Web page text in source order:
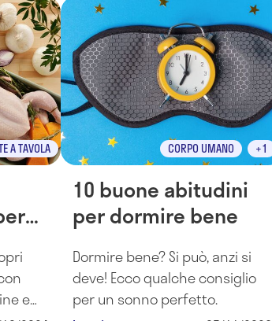
A TAVOLA
e
CORPO UMANO +1
10 buone abitudini
per dormire bene
Dormire bene? Si può, anzi si
deve! Ecco qualche consiglio
per un sonno perfetto.